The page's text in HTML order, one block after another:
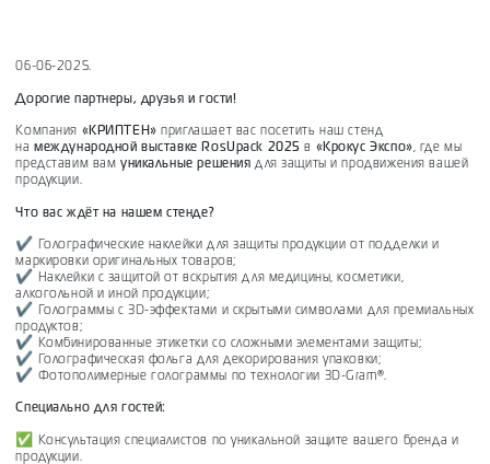
06-06-2025.
Дорогие партнеры, друзья и гости!
Компания «КРИПТЕН» приглашает вас посетить наш стенд
намеждународной выставке RosUpack 2025 в «Крокус Экспо» , где мы
представим вамуникальные решения для защиты и продвижения вашей
продукции.
Что вас ждёт на нашем стенде?
✔ Голографические наклейки для защиты продукции от подделки и
маркировки оригинальных товаров;
✔ Наклейки с защитой от вскрытия для медицины, косметики,
алкогольной и иной продукции;
✔ Голограммы с 3D-эффектами и скрытыми символами для премиальных
продуктов;
✔ Комбинированные этикетки со сложными элементами защиты;
✔ Голографическая фольга для декорирования упаковки;
✔ Фотополимерные голограммы по технологии 3D-Gram®.
Специально для гостей:
✅ Консультация специалистов по уникальной защите вашего бренда и
продукции.